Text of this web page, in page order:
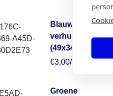
Blauwe
verhuisdoos
(49x34x38)
€3,00/Stuk
Groene